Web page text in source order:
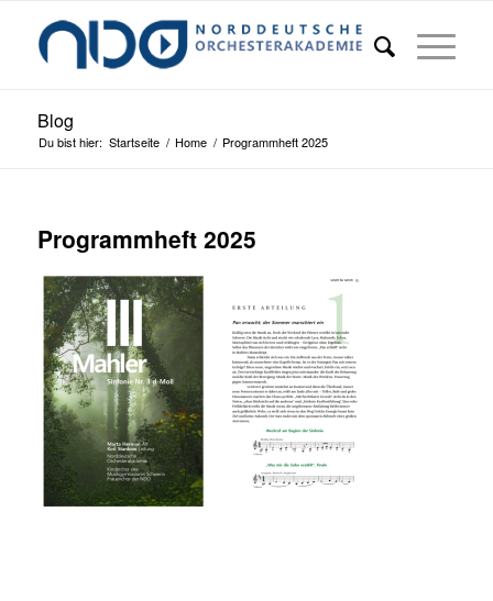
Blog
Du bist hier: Startseite / Home / Programmheft 2025
Programmheft 2025